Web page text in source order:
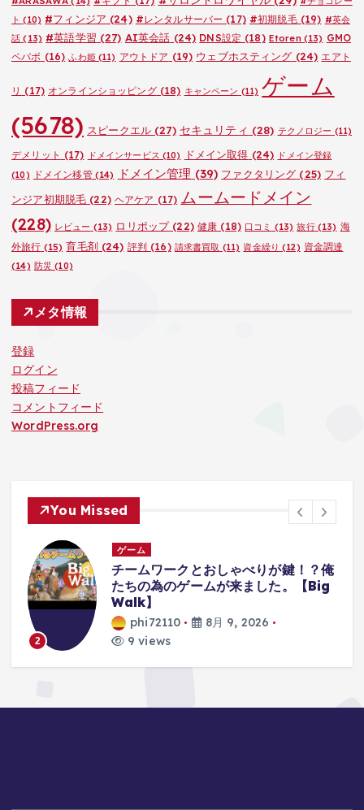
ト (10) #フィンジア (24) #レンタルサーバー (17) #初期脱毛(19) #英会
話 (13) #英語学習 (27) AI英会話 (24) DNS設定 (18) Etoren(13) GMO
ペパボ (16) ふわ姫(11) アウトドア (19) ウェブホスティング (24) エアト
リ (17) オンラインショッピング(18) キャンペーン (11) ゲーム
(5678) スピークエル(27) セキュリティ (28) テクノロジー (11)
デメリット (17) ドメインサービス (10) ドメイン取得 (24) ドメイン登録
(10)
ドメイン移管(14) ドメイン管理 (39) ファクタリング (25) フィ
ンジア初期脱毛 (22) ヘアケア (17) ムームードメイン
(228) レビュー (13) ロリポップ(22) 健康 (18) 口コミ (13) 旅行(13) 海
外旅行 (15) 育毛剤(24) 評判 (16) 請求書買取 (11) 資金繰り (12) 資金調達
(14) 防災 (10)
メタ情報
登録
ログイン
投稿フィード
コメントフィード
WordPress.org
You Missed
2
ゲーム
チームワークとおしゃべりが鍵！？俺
たちの為のゲームが来ました。【Big
Walk】
phi72110
8月 9, 2026
9 views